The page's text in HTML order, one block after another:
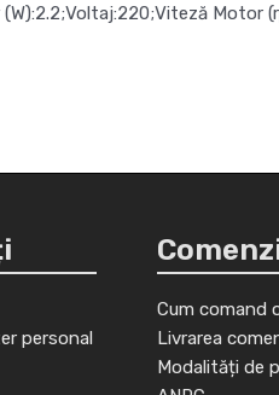
Motor
personal
Cum comand
Livrarea
Modalități de